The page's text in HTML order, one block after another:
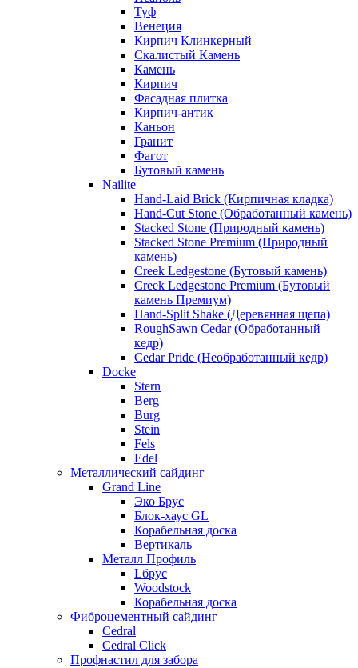
Туф
Венеция
Кирпич Клинкерный
Скалистый Камень
Камень
Кирпич
Фасадная плитка
Кирпич-антик
Каньон
Гранит
Фагот
Бутовый камень
Nailite
Hand-Laid Brick (Кирпичная кладка)
Hand-Cut Stone (Обработанный камень)
Stacked Stone (Природный камень)
Stacked Stone Premium (Природный
камень)
Creek Ledgestone (Бутовый камень)
Creek Ledgestone Premium (Бутовый
камень Премиум)
Hand-Split Shake (Деревянная щепа)
RoughSawn Cedar (Обработанный
кедр)
Cedar Pride (Необработанный кедр)
Docke
Stern
Berg
Burg
Stein
Fels
Edel
Металлический сайдинг
Grand Line
Эко Брус
Блок-хаус GL
Корабельная доска
Вертикаль
Металл Профиль
Lбрус
Woodstock
Корабельная доска
Фиброцементный сайдинг
Cedral
Cedral Click
Профнастил для забора